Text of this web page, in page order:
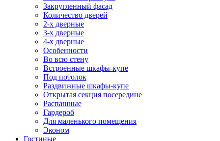
Закругленный фасад
Количество дверей
2-х дверные
3-х дверные
4-х дверные
Особенности
Во всю стену
Встроенные шкафы-купе
Под потолок
Раздвижные шкафы-купе
Открытая секция посередине
Распашные
Гардероб
Для маленького помещения
Эконом
Гостиные